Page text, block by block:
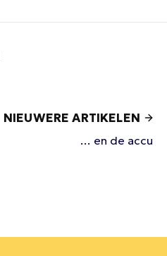
NIEUWERE ARTIKELEN
… en de accu